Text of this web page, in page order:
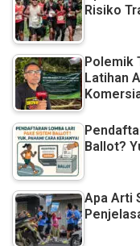
Risiko
Polemik
Latihan
Ballot?
Apa Arti